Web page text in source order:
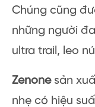
Chúng cũng
những người
ultra trail, leo
Zenonesản
nhẹ có hiệu